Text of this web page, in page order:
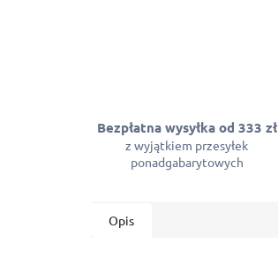
Bezpłatna wysyłka od 333 zł
z wyjątkiem przesyłek
ponadgabarytowych
Opis